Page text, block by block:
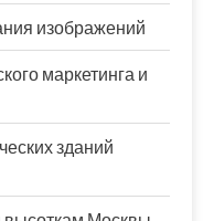
изображений
маркетинга и
зданий